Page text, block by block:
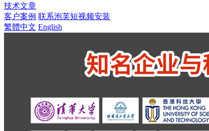
技术文章
客户案例 联系泡芙短视频安装
繁體中文 English